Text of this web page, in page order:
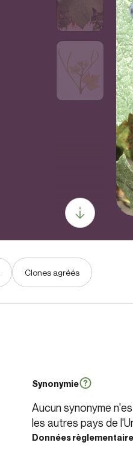
Clones agréés
Synonymie
Aucun synonyme
les autres pays de
Données